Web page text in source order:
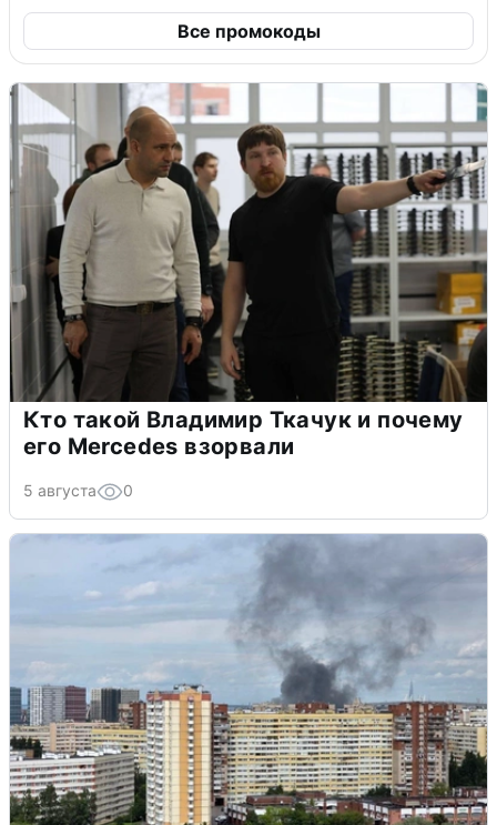
Все промокоды
Кто такой Владимир Ткачук и почему
его Mercedes взорвали
5 августа 0